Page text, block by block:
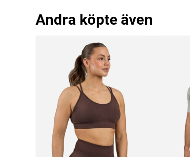
Andra köpte även